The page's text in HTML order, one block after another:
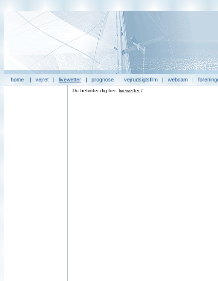
home|vejret|livewetter|prognose|vejrudsigtsfilm|webcam|
Du befinder dig her: livewetter/